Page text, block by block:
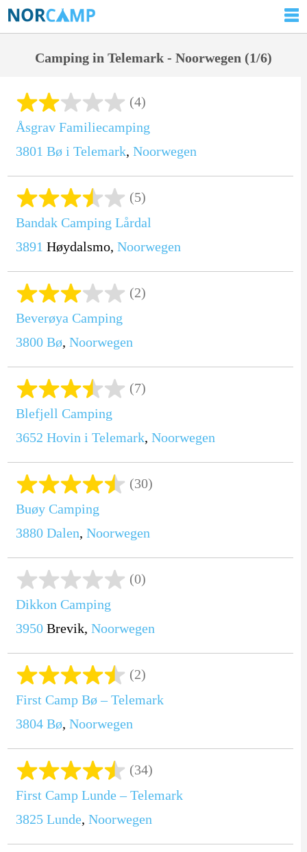
Camping in Telemark - Noorwegen (1/6)
(4)
Åsgrav Familiecamping
3801 Bø i Telemark, Noorwegen
(5)
Bandak Camping Lårdal
3891 Høydalsmo, Noorwegen
(2)
Beverøya Camping
3800 Bø, Noorwegen
(7)
Blefjell Camping
3652 Hovin i Telemark, Noorwegen
(30)
Buøy Camping
3880 Dalen, Noorwegen
(0)
Dikkon Camping
3950Brevik, Noorwegen
(2)
First Camp Bø – Telemark
3804 Bø, Noorwegen
(34)
First Camp Lunde – Telemark
3825 Lunde, Noorwegen